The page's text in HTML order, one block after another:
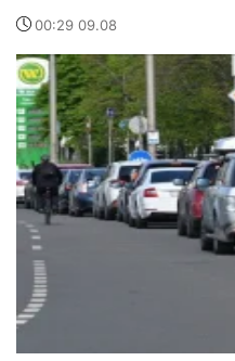
00:29 09.08